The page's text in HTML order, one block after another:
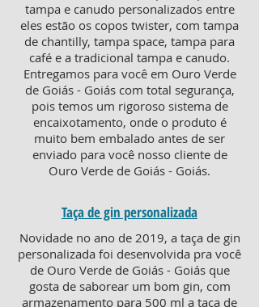
tampa e canudo personalizados entre
eles estão os copos twister, com tampa
de chantilly, tampa space, tampa para
café e a tradicional tampa e canudo.
Entregamos para você em Ouro Verde
de Goiás - Goiás com total segurança,
pois temos um rigoroso sistema de
encaixotamento, onde o produto é
muito bem embalado antes de ser
enviado para você nosso cliente de
Ouro Verde de Goiás - Goiás.
Taça de gin personalizada
Novidade no ano de 2019, a taça de gin
personalizada foi desenvolvida pra você
de Ouro Verde de Goiás - Goiás que
gosta de saborear um bom gin, com
armazenamento para 500 ml a taça de